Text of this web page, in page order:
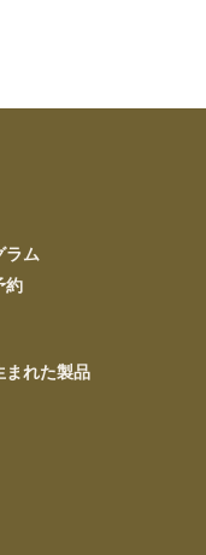
ラム
約
まれた製品